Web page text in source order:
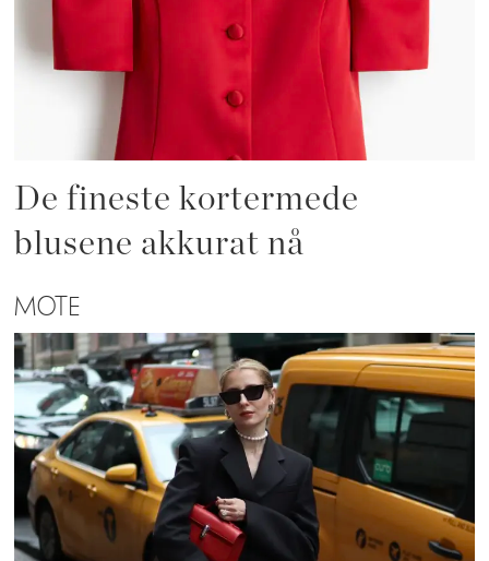
De fineste kortermede
blusene akkurat nå
MOTE